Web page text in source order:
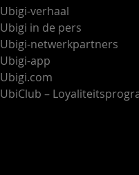
Ubigi-verhaal
Ubigi in de pers
Ubigi-netwerkpartners
Ubigi-app
Ubigi.com
UbiClub –